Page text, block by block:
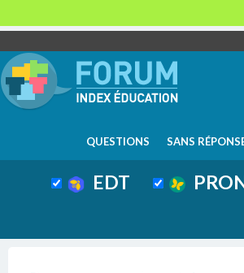
QUESTIONS SANS
EDT